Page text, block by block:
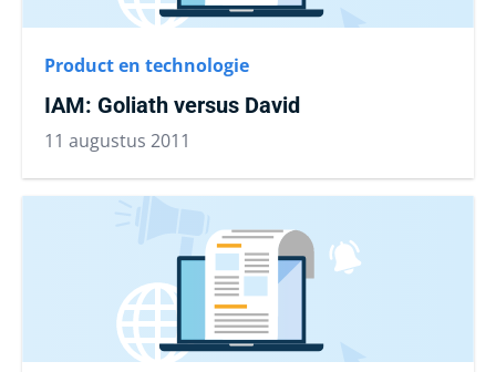
Product en technologie
IAM: Goliath versus David
11 augustus 2011